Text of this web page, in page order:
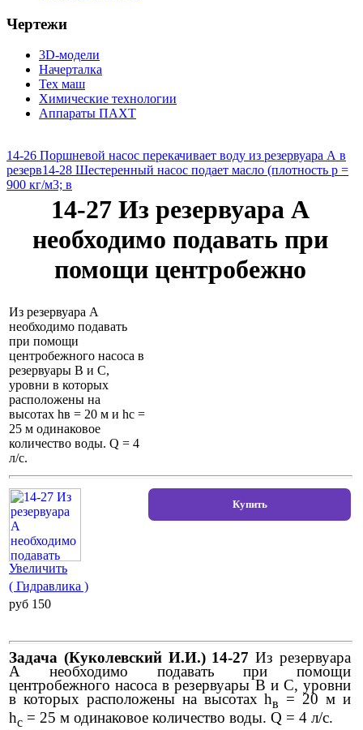
Чертежи
3D-модели
Начерталка
Тех маш
Химические технологии
Аппараты ПАХТ
14-26 Поршневой насос перекачивает воду из резервуара А в
резерв14-28 Шестеренный насос подает масло (плотность р =
900 кг/м3; в
14-27 Из резервуара А
необходимо подавать при
помощи центробежно
Из резервуара А
необходимо подавать
при помощи
центробежного насоса в
резервуары В и С,
уровни в которых
расположены на
высотах hв = 20 м и hс =
25 м одинаковое
количество воды. Q = 4
л/с.
Увеличить
( Гидравлика )
pуб 150
Задача (Куколевский И.И.) 14-27 Из резервуара
А необходимо подавать при помощи
центробежного насоса в резервуары В и С, уровни
в которых расположены на высотах hв
= 20 м и
hс = 25 м одинаковое количество воды. Q = 4 л/с.